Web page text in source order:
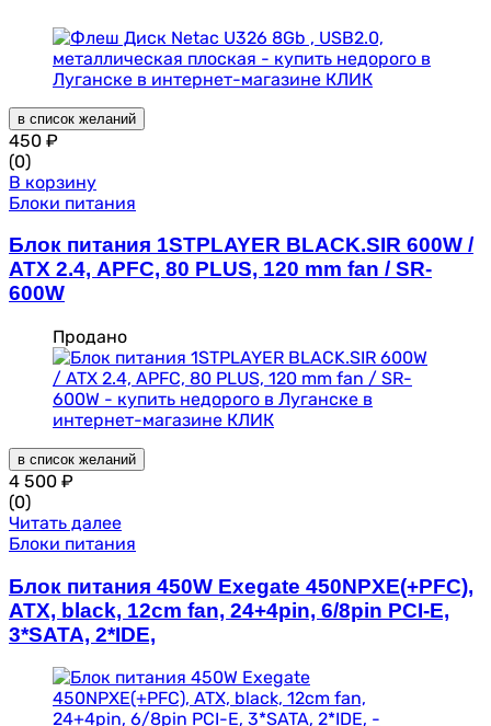
в список желаний
450 ₽
(0)
В корзину
Блоки питания
Блок питания 1STPLAYER BLACK.SIR 600W /
ATX 2.4, APFC, 80 PLUS, 120 mm fan / SR-
600W
Продано
в список желаний
4 500 ₽
(0)
Читать далее
Блоки питания
Блок питания 450W Exegate 450NPXE(+PFC),
ATX, black, 12cm fan, 24+4pin, 6/8pin PCI-E,
3*SATA, 2*IDE,